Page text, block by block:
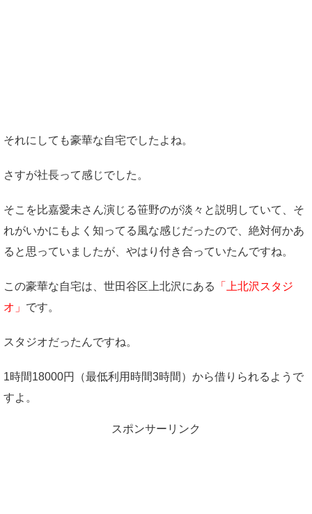
それにしても豪華な自宅でしたよね。
さすが社長って感じでした。
そこを比嘉愛未さん演じる笹野のが淡々と説明していて、そ
れがいかにもよく知ってる風な感じだったので、絶対何かあ
ると思っていましたが、やはり付き合っていたんですね。
この豪華な自宅は、世田谷区上北沢にある
「上北沢スタジ
オ」 です。
スタジオだったんですね。
1時間18000円（最低利用時間3時間）から借りられるようで
すよ。
スポンサーリンク